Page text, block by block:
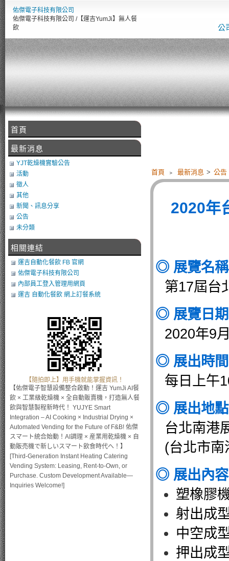
佑傑電子科技有限公司
佑傑電子科技有限公司 /【運吉YumJi】無人餐
飲
公
首頁 ﹥ 最新消息 > 公告
2020年
◎ 展覽名
第17屆台
◎ 展覽日
2020年9
◎ 展出時
每日上午
◎ 展出地
台北南港
(台北市南
◎ 展出內
塑橡膠
射出成
中空成
押出成
首頁
最新消息
YJT乾燥機實驗公告
活動
徵人
其他
新聞、訊息分享
公告
未分類
相關連結
運吉自動化餐飲 FB 官網
佑傑電子科技有限公司
內部員工登入管理用網頁
運吉 自動化餐飲 網上訂餐系統
【隨拍即上】用手機就能掌握資訊！
【佑傑電子智慧設備整合啟動！運吉 YumJi AI餐
飲 × 工業級乾燥機 × 全自動販賣機，打造無人餐
飲與智慧製程新時代！ YUJYE Smart
Integration – AI Cooking × Industrial Drying ×
Automated Vending for the Future of F&B! 佑傑
スマート統合始動！AI調理 × 産業用乾燥機 × 自
動販売機で新しいスマート飲食時代へ！】
[Third-Generation Instant Heating Catering
Vending System: Leasing, Rent-to-Own, or
Purchase. Custom Development Available—
Inquiries Welcome!]